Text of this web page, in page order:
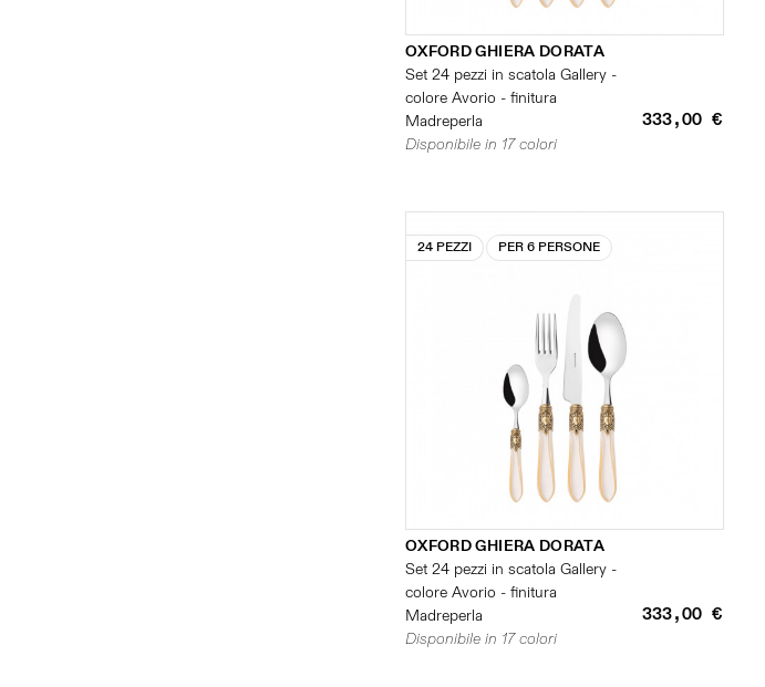
OXFORD GHIERA DORATA
Set 24 pezzi in scatola Gallery -
colore Avorio - finitura
Madreperla
333,00 €
Disponibile in 17 colori
24 PEZZI PER 6 PERSONE
OXFORD GHIERA DORATA
Set 24 pezzi in scatola Gallery -
colore Avorio - finitura
Madreperla
333,00 €
Disponibile in 17 colori